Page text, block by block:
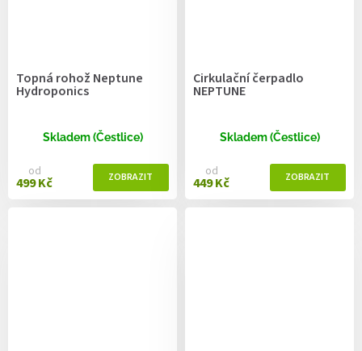
Topná rohož Neptune
Hydroponics
Skladem (Čestlice)
od
499 Kč
Cirkulační čerpadlo
NEPTUNE
Skladem (Čestlice)
od
449 Kč